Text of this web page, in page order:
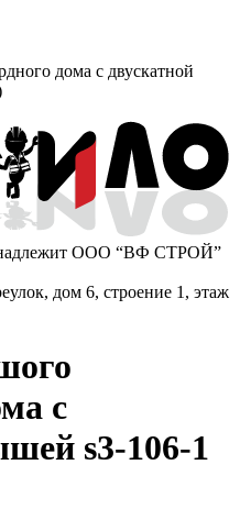
дома с двускатной
ООО “ВФ СТРОЙ”
дом 6, строение 1, этаж
с
s3-106-1